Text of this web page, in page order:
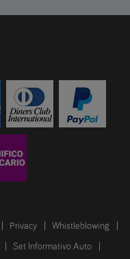
Privacy Whistleblowing
Set Informativo Auto